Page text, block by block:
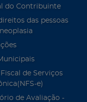
do Contribuinte
das pessoas
de Serviços
e)
de Avaliação -